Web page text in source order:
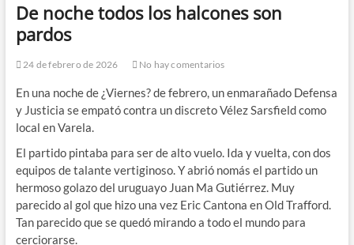
De noche todos los halcones son
pardos
24 de febrero de 2026 No hay comentarios
En una noche de ¿Viernes? de febrero, un enmarañado Defensa
y Justicia se empató contra un discreto Vélez Sarsfield como
local en Varela.
El partido pintaba para ser de alto vuelo. Ida y vuelta, con dos
equipos de talante vertiginoso. Y abrió nomás el partido un
hermoso golazo del uruguayo Juan Ma Gutiérrez. Muy
parecido al gol que hizo una vez Eric Cantona en Old Trafford.
Tan parecido que se quedó mirando a todo el mundo para
cerciorarse.